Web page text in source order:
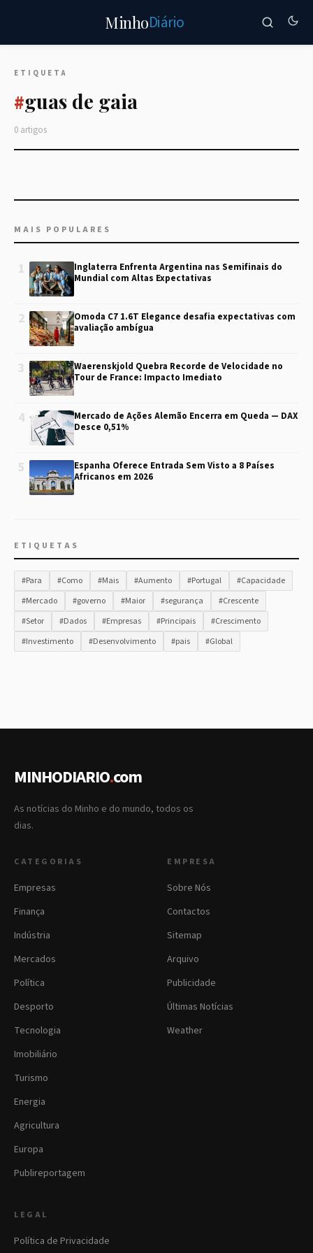
MinhoDiário
ETIQUETA
#guas de gaia
0 artigos
MAIS POPULARES
1
Inglaterra Enfrenta Argentina nas Semifinais do
Mundial com Altas Expectativas
2
Omoda C7 1.6T Elegance desafia expectativas com
avaliação ambígua
3
Waerenskjold Quebra Recorde de Velocidade no
Tour de France: Impacto Imediato
4
Mercado de Ações Alemão Encerra em Queda — DAX
Desce 0,51%
5
Espanha Oferece Entrada Sem Visto a 8 Países
Africanos em 2026
ETIQUETAS
#Para #Como #Mais #Aumento #Portugal
#Capacidade
#Mercado
#governo #Maior #segurança
#Crescente
#Setor
#Dados #Empresas #Principais
#Crescimento
#Investimento
#Desenvolvimento #pais #Global
MINHODIARIO.com
As notícias do Minho e do mundo, todos os
dias.
CATEGORIAS
Empresas
Finança
Indústria
Mercados
Política
Desporto
Tecnologia
Imobiliário
Turismo
Energia
Agricultura
Europa
Publireportagem
EMPRESA
Sobre Nós
Contactos
Sitemap
Arquivo
Publicidade
Últimas Notícias
Weather
LEGAL
Política de Privacidade